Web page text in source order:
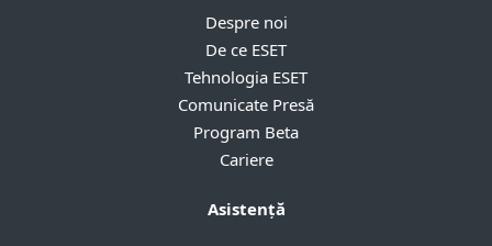
Despre noi
De ce ESET
Tehnologia ESET
Comunicate Presă
Program Beta
Cariere
Asistență